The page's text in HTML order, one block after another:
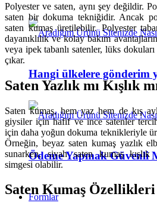
Hangi ülkelere gönderim
Ödeme Yapmak Güvenli
Formlar
Polyester ve saten, aynı şey değildir.
saten bir dokuma tekniğidir. Ancak
saten kumaş üretilebilir. Polyester
dayanıklılık ve kolay bakım
veya ipek tabanlı satenler, lüks
çıkar.
Saten Yazlık mı Kışlık
Saten kumaş, hem yaz hem de kış
giysiler için hafif ve ince satenler
için daha yoğun dokuma teknikleriyle
Örneğin, beyaz saten kumaş yazlık
sunarken, siyah saten kumaş kışlık
simgesi olabilir.
Saten Kumaş